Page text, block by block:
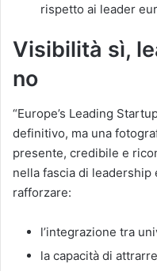
rispetto ai leader
Visibilità sì,
no
“Europe’s Leading
definitivo, ma una
presente, credibile e
nella fascia di leadership
rafforzare:
l’integrazione tra
la capacità di